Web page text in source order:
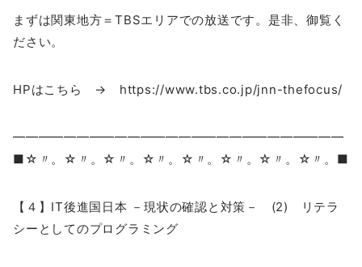
まずは関東地方＝TBSエリアでの放送です。是非、御覧く
ださい。
HPはこちら → https://www.tbs.co.jp/jnn-thefocus/
━━━━━━━━━━━━━━━━━━━━━━━━━━
■☆〃。☆〃。☆〃。☆〃。☆〃。☆〃。☆〃。☆〃。■
【４】IT後進国日本 －現状の確認と対策－ (2) リテラ
シーとしてのプログラミング